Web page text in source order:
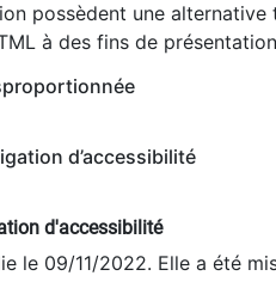
possèdent une alternative
à des fins de
d’accessibilité
d'accessibilité
le 09/11/2022. Elle a été